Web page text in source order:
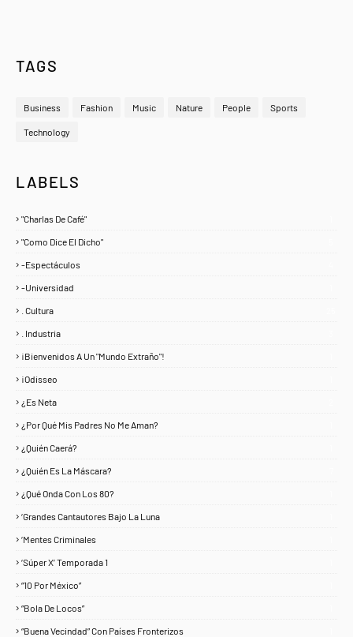
TAGS
Business Fashion Music Nature People Sports
Technology
LABELS
"Charlas De Café"
"Como Dice El Dicho"
-Espectáculos
-Universidad
. Cultura
. Industria
¡Bienvenidos A Un "Mundo Extraño"!
¡Odisseo
¿Es Neta
¿Por Qué Mis Padres No Me Aman?
¿Quién Caerá?
¿Quién Es La Máscara?
¿Qué Onda Con Los 80?
‘Grandes Cantautores Bajo La Luna
‘Mentes Criminales
‘Súper X’ Temporada 1
“10 Por México”
“Bola De Locos”
“Buena Vecindad” Con Países Fronterizos